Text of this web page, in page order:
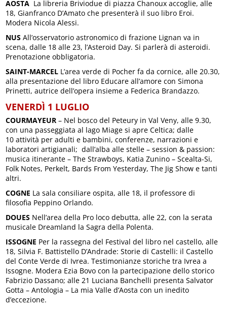
AOSTA La libreria Briviodue di piazza Chanoux accoglie, alle
18, Gianfranco D’Amato che presenterà il suo libro Eroi.
Modera Nicola Alessi.
NUS All’osservatorio astronomico di frazione Lignan va in
scena, dalle 18 alle 23, l’Asteroid Day. Si parlerà di asteroidi.
Prenotazione obbligatoria.
SAINT-MARCEL L’area verde di Pocher fa da cornice, alle 20.30,
alla presentazione del libro Educare all’amore con Simona
Prinetti, autrice dell’opera insieme a Federica Brandazzo.
VENERDÌ 1 LUGLIO
COURMAYEUR – Nel bosco del Peteury in Val Veny, alle 9.30,
con una passeggiata al lago Miage si apre Celtica; dalle
10 attività per adulti e bambini, conferenze, narrazioni e
laboratori artigianali; dall’alba alle stelle – session & passion:
musica itinerante – The Strawboys, Katia Zunino – Scealta-Si,
Folk Notes, Perkelt, Bards From Yesterday, The Jig Show e tanti
altri.
COGNE La sala consiliare ospita, alle 18, il professore di
filosofia Peppino Orlando.
DOUES Nell’area della Pro loco debutta, alle 22, con la serata
musicale Dreamland la Sagra della Polenta.
ISSOGNE Per la rassegna del Festival del libro nel castello, alle
18, Silvia F. Battistello D’Andrade: Storie di Castelli: il Castello
del Conte Verde di Ivrea. Testimonianze storiche tra Ivrea a
Issogne. Modera Ezia Bovo con la partecipazione dello storico
Fabrizio Dassano; alle 21 Luciana Banchelli presenta Salvator
Gotta – Antologia – La mia Valle d’Aosta con un inedito
d’eccezione.